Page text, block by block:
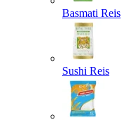
Basmati Reis
Sushi Reis